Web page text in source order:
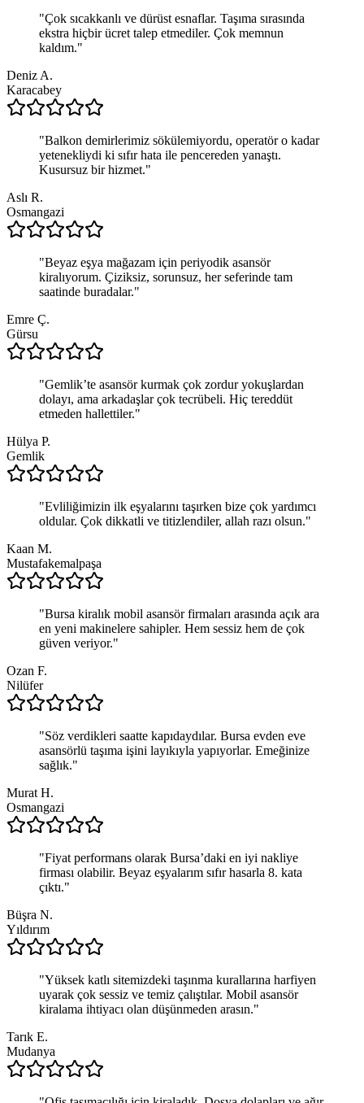
"Çok sıcakkanlı ve dürüst esnaflar. Taşıma sırasında
ekstra hiçbir ücret talep etmediler. Çok memnun
kaldım."
Deniz A.
Karacabey
"Balkon demirlerimiz sökülemiyordu, operatör o kadar
yetenekliydi ki sıfır hata ile pencereden yanaştı.
Kusursuz bir hizmet."
Aslı R.
Osmangazi
"Beyaz eşya mağazam için periyodik asansör
kiralıyorum. Çiziksiz, sorunsuz, her seferinde tam
saatinde buradalar."
Emre Ç.
Gürsu
"Gemlik’te asansör kurmak çok zordur yokuşlardan
dolayı, ama arkadaşlar çok tecrübeli. Hiç tereddüt
etmeden hallettiler."
Hülya P.
Gemlik
"Evliliğimizin ilk eşyalarını taşırken bize çok yardımcı
oldular. Çok dikkatli ve titizlendiler, allah razı olsun."
Kaan M.
Mustafakemalpaşa
"Bursa kiralık mobil asansör firmaları arasında açık ara
en yeni makinelere sahipler. Hem sessiz hem de çok
güven veriyor."
Ozan F.
Nilüfer
"Söz verdikleri saatte kapıdaydılar. Bursa evden eve
asansörlü taşıma işini layıkıyla yapıyorlar. Emeğinize
sağlık."
Murat H.
Osmangazi
"Fiyat performans olarak Bursa’daki en iyi nakliye
firması olabilir. Beyaz eşyalarım sıfır hasarla 8. kata
çıktı."
Büşra N.
Yıldırım
"Yüksek katlı sitemizdeki taşınma kurallarına harfiyen
uyarak çok sessiz ve temiz çalıştılar. Mobil asansör
kiralama ihtiyacı olan düşünmeden arasın."
Tarık E.
Mudanya